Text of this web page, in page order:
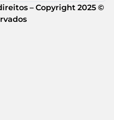
– Copyright 2025 ©